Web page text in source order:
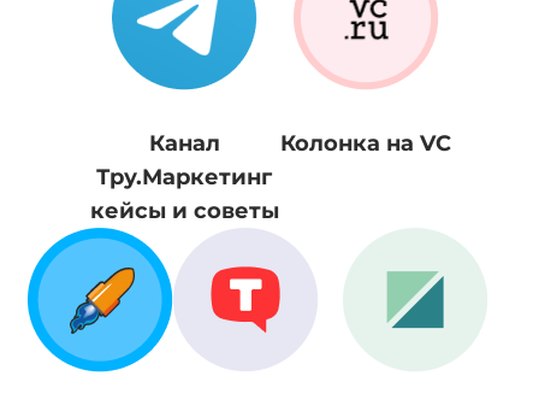
Канал
Тру.Маркетинг
кейсы и советы
Колонка на VC